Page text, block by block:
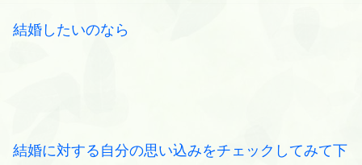
結婚したいのなら
結婚に対する自分の思い込みをチェックしてみて下